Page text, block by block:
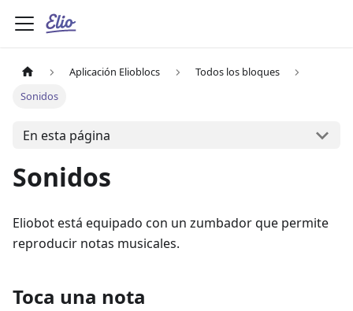
Aplicación Elioblocs
Todos los bloques
Sonidos
En esta página
Sonidos
Eliobot está equipado con un zumbador que permite
reproducir notas musicales.
Toca una nota